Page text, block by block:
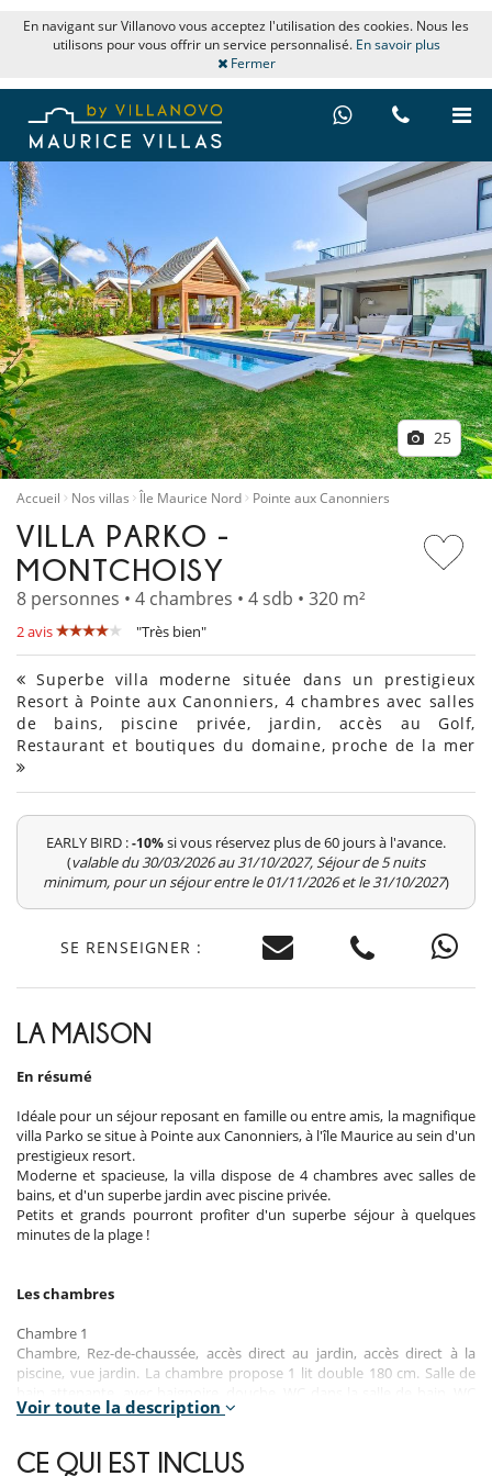
En navigant sur Villanovo vous acceptez l'utilisation des cookies. Nous les
utilisons pour vous offrir un service personnalisé. En savoir plus
Fermer
25
Accueil Nos villas Île Maurice Nord Pointe aux Canonniers
VILLA PARKO -
MONTCHOISY
8 personnes • 4 chambres • 4 sdb • 320 m²
2 avis "Très bien"
Superbe villa moderne située dans un prestigieux
Resort à Pointe aux Canonniers, 4 chambres avec salles
de bains, piscine privée, jardin, accès au Golf,
Restaurant et boutiques du domaine, proche de la mer
EARLY BIRD :-10%si vous réservez plus de 60 jours à l'avance.
(valable du 30/03/2026 au 31/10/2027, Séjour de 5 nuits
minimum, pour un séjour entre le 01/11/2026 et le 31/10/2027)
SE RENSEIGNER :
LA MAISON
En résumé
Idéale pour un séjour reposant en famille ou entre amis, la magnifique
villa Parko se situe à Pointe aux Canonniers, à l'île Maurice au sein d'un
prestigieux resort.
Moderne et spacieuse, la villa dispose de 4 chambres avec salles de
bains, et d'un superbe jardin avec piscine privée.
Petits et grands pourront profiter d'un superbe séjour à quelques
minutes de la plage !
Les chambres
Chambre 1
Chambre, Rez-de-chaussée, accès direct au jardin, accès direct à la
piscine, vue jardin. La chambre propose 1 lit double 180 cm. Salle de
séparés. La chambre inclut également : climatisation, TV.
Chambre 2
Chambre, 1er étage, vue jardin. La chambre propose 1 lit double 180
Voir toute la description
CE QUI EST INCLUS